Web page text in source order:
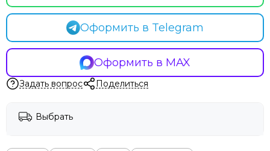
Оформить в Telegram
Оформить в MAX
Задать вопрос Поделиться
Выбрать